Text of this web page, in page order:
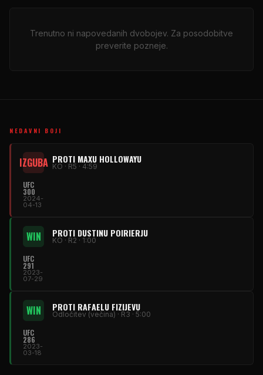
Trenutno ni napovedanih dvobojev. Za posodobitve
preverite pozneje.
NEDAVNI BOJI
IZGUBA PROTI MAXU HOLLOWAYU
KO · R5 · 4:59
UFC
300
2024-
04-13
WIN PROTI DUSTINU POIRIERJU
KO · R2 · 1:00
UFC
291
2023-
07-29
WIN PROTI RAFAELU FIZIJEVU
Odločitev (večina) · R3 · 5:00
UFC
286
2023-
03-18